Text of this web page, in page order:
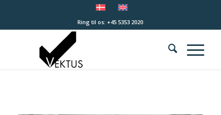
Ring til os: +45 5353 2020